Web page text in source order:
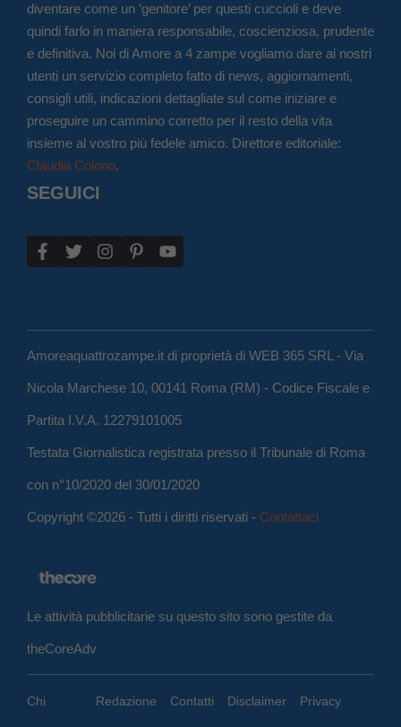
diventare come un ‘genitore’ per questi cuccioli e deve
quindi farlo in maniera responsabile, coscienziosa, prudente
e definitiva. Noi di Amore a 4 zampe vogliamo dare ai nostri
utenti un servizio completo fatto di news, aggiornamenti,
consigli utili, indicazioni dettagliate sul come iniziare e
proseguire un cammino corretto per il resto della vita
insieme al vostro più fedele amico. Direttore editoriale:
Claudia Colono.
SEGUICI
Amoreaquattrozampe.it di proprietà di WEB 365 SRL - Via
Nicola Marchese 10, 00141 Roma (RM) - Codice Fiscale e
Partita I.V.A. 12279101005
Testata Giornalistica registrata presso il Tribunale di Roma
con n°10/2020 del 30/01/2020
Copyright ©2026 - Tutti i diritti riservati - Contattaci
Le attività pubblicitarie su questo sito sono gestite da
theCoreAdv
Chi Redazione Contatti Disclaimer Privacy